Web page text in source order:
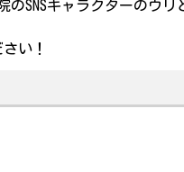
SNSキャラクターのウ
い！